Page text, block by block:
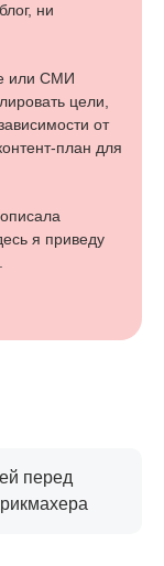
ни
или СМИ
цели,
от
план для
я приведу
перед